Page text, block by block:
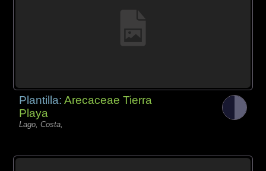
Plantilla:Arecaceae Tierra
Playa
Lago, Costa,